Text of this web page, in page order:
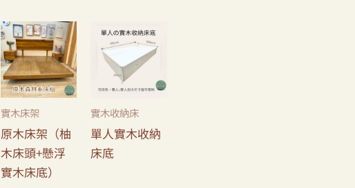
實木床架
原木床架（柚
木床頭+懸浮
實木床底）
實木收納床
單人實木收納
床底